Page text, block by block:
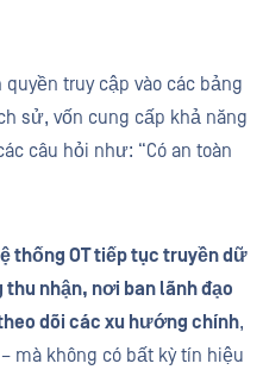
truy cập vào các bảng
sử, vốn cung cấp khả năng
câu hỏi như: “Có an toàn
thống OT tiếp tục truyền dữ
nhận, nơi ban lãnh đạo
dõi các xu hướng chính,
mà không có bất kỳ tín hiệu